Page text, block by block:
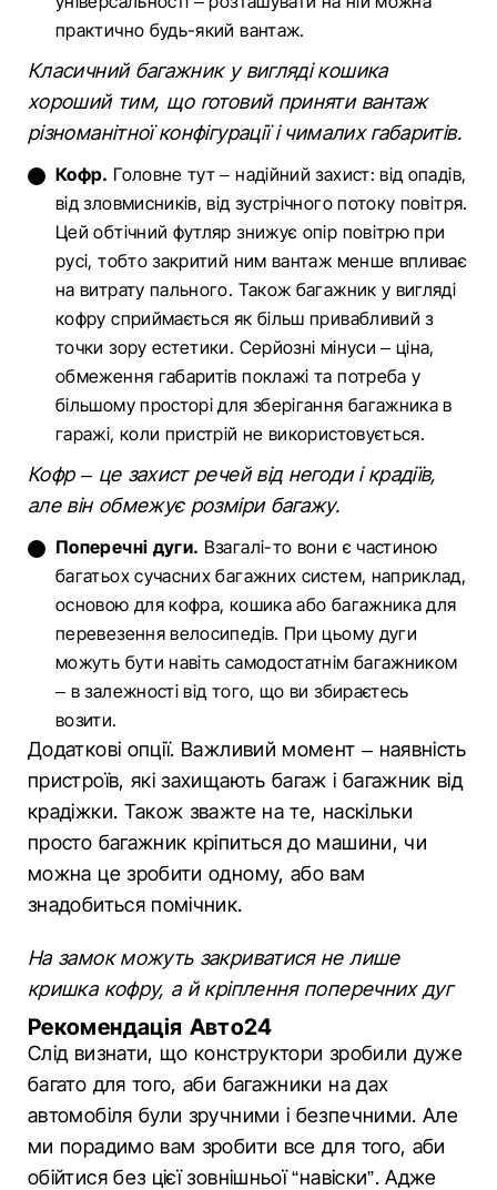
практично будь-який вантаж.
Класичний багажник у вигляді кошика
хороший тим, що готовий приняти вантаж
різноманітної конфігурації і чималих габаритів.
Кофр. Головне тут – надійний захист: від опадів,
від зловмисників, від зустрічного потоку повітря.
Цей обтічний футляр знижує опір повітрю при
русі, тобто закритий ним вантаж менше впливає
на витрату пального. Також багажник у вигляді
кофру сприймається як більш привабливий з
точки зору естетики. Серйозні мінуси – ціна,
обмеження габаритів поклажі та потреба у
більшому просторі для зберігання багажника в
гаражі, коли пристрій не використовується.
Кофр – це захист речей від негоди і крадіїв,
але він обмежує розміри багажу.
Поперечні дуги. Взагалі-то вони є частиною
багатьох сучасних багажних систем, наприклад,
основою для кофра, кошика або багажника для
перевезення велосипедів. При цьому дуги
можуть бути навіть самодостатнім багажником
– в залежності від того, що ви збираєтесь
возити.
Додаткові опції. Важливий момент – наявність
пристроїв, які захищають багаж і багажник від
крадіжки. Також зважте на те, наскільки
просто багажник кріпиться до машини, чи
можна це зробити одному, або вам
знадобиться помічник.
На замок можуть закриватися не лише
кришка кофру, а й кріплення поперечних дуг
Рекомендація Авто24
Слід визнати, що конструктори зробили дуже
багато для того, аби багажники на дах
автомобіля були зручними і безпечними. Але
ми порадимо вам зробити все для того, аби
обійтися без цієї зовнішньої “навіски”. Адже